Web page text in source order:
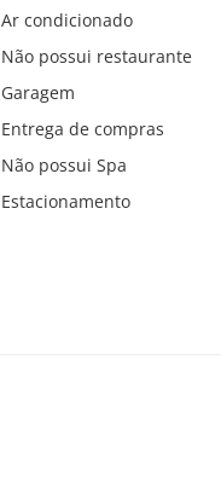
Ar condicionado
Não possui restaurante
Garagem
Entrega de compras
Não possui Spa
Estacionamento